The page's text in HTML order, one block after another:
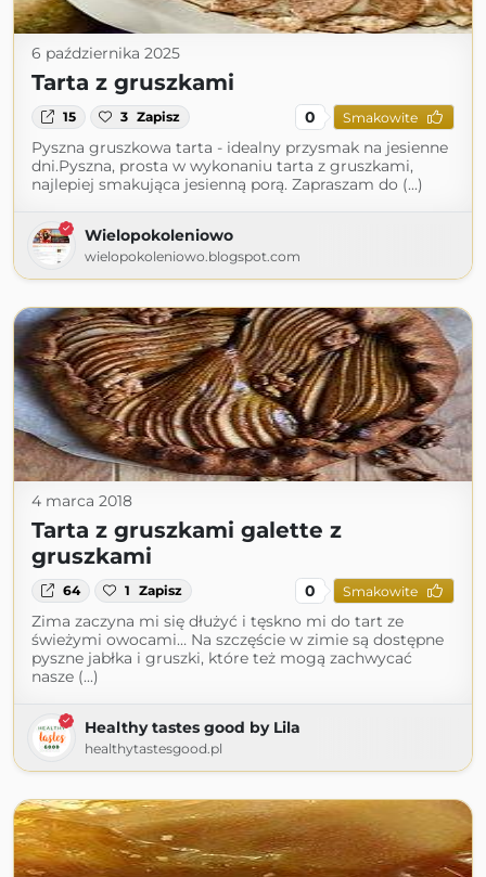
6 października 2025
Tarta z gruszkami
15 3 Zapisz 0 Smakowite
Pyszna gruszkowa tarta - idealny przysmak na jesienne
dni.Pyszna, prosta w wykonaniu tarta z gruszkami,
najlepiej smakująca jesienną porą. Zapraszam do (...)
Wielopokoleniowo
wielopokoleniowo.blogspot.com
4 marca 2018
Tarta z gruszkami galette z
gruszkami
64 1 Zapisz 0 Smakowite
Zima zaczyna mi się dłużyć i tęskno mi do tart ze
świeżymi owocami… Na szczęście w zimie są dostępne
pyszne jabłka i gruszki, które też mogą zachwycać
nasze (...)
Healthy tastes good by Lila
healthytastesgood.pl